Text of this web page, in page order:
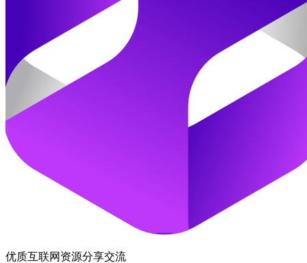
优质互联网资源分享交流